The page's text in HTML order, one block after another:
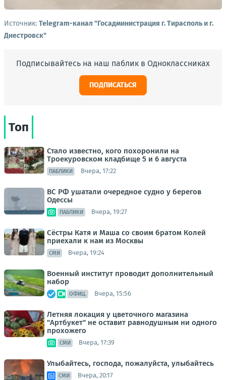
Источник: Telegram-канал "Госадминистрация г. Тирасполь и г.
Днестровск"
Подписывайтесь на наш паблик в Одноклассниках
ПОДПИСАТЬСЯ
Топ
Стало известно, кого похоронили на
Троекуровском кладбище 5 и 6 августа
ПАБЛИКИ Вчера, 17:22
ВС РФ ушатали очередное судно у берегов
Одессы
ПАБЛИКИ Вчера, 19:27
Сёстры Катя и Маша со своим братом Колей
приехали к нам из Москвы
СМИ Вчера, 19:24
Военный институт проводит дополнительный
набор
ОФИЦ. Вчера, 15:56
Летняя локация у цветочного магазина
"Артбукет" не оставит равнодушным ни одного
прохожего
СМИ Вчера, 17:39
Улыбайтесь, господа, пожалуйста, улыбайтесь
СМИ Вчера, 20:17